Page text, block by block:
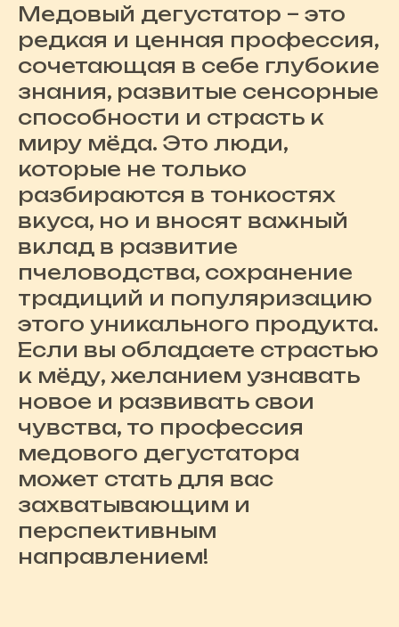
Медовый дегустатор – это
редкая и ценная профессия,
сочетающая в себе глубокие
знания, развитые сенсорные
способности и страсть к
миру мёда. Это люди,
которые не только
разбираются в тонкостях
вкуса, но и вносят важный
вклад в развитие
пчеловодства, сохранение
традиций и популяризацию
этого уникального продукта.
Если вы обладаете страстью
к мёду, желанием узнавать
новое и развивать свои
чувства, то профессия
медового дегустатора
может стать для вас
захватывающим и
перспективным
направлением!